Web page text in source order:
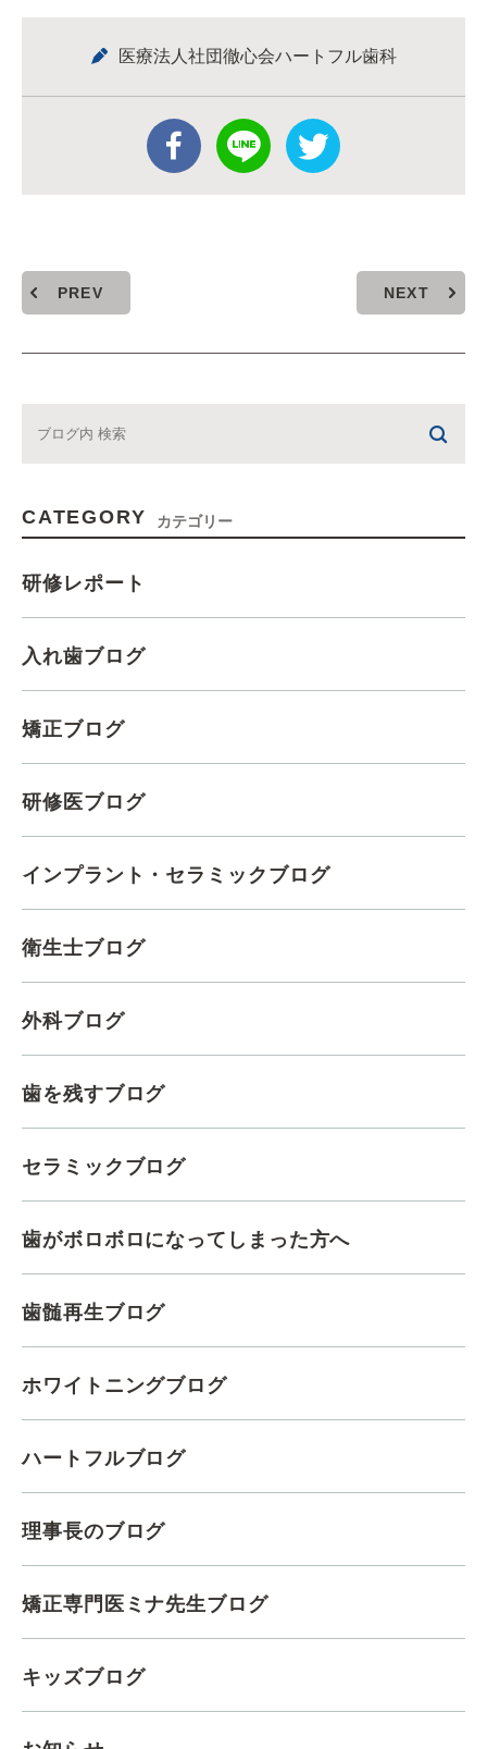
医療法人社団徹心会ハートフル歯科
PREV NEXT
CATEGORY カテゴリー
研修レポート
入れ歯ブログ
矯正ブログ
研修医ブログ
インプラント・セラミックブログ
衛生士ブログ
外科ブログ
歯を残すブログ
セラミックブログ
歯がボロボロになってしまった方へ
歯髄再生ブログ
ホワイトニングブログ
ハートフルブログ
理事長のブログ
矯正専門医ミナ先生ブログ
キッズブログ